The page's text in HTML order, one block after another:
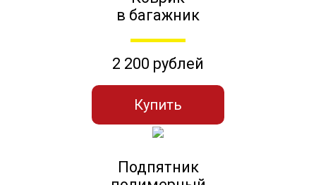
в багажник
2 200 рублей
Купить
Подпятник